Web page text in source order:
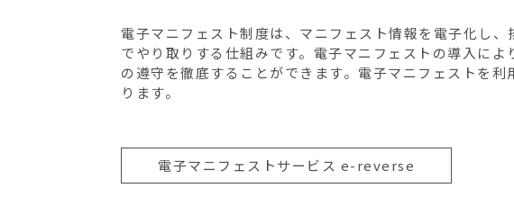
電子マニフェスト制度は、マニフェスト情報を電子化し
でやり取りする仕組みです。電子マニフェストの導入に
の遵守を徹底することができます。電子マニフェストを
ります。
電子マニフェストサービス e-reverse